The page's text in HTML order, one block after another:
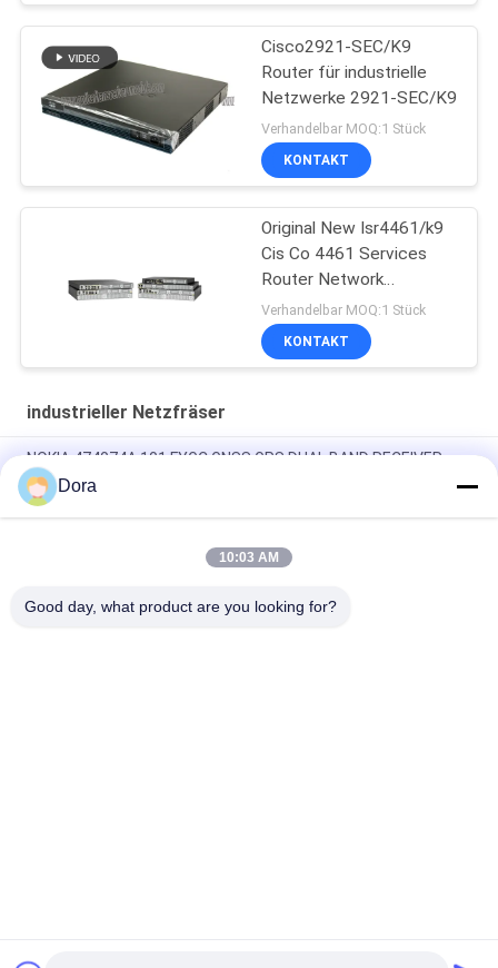
Cisco2921-SEC/K9
Router für industrielle
Netzwerke 2921-SEC/K9
Verhandelbar MOQ:1 Stück
KONTAKT
Original New Isr4461/k9
Cis Co 4461 Services
Router Network
PouterISR4461/K9
Verhandelbar MOQ:1 Stück
KONTAKT
industrieller Netzfräser
NOKIA 474074A.101 FYGC GNSS GPS DUAL BAND RECEIVER
CR5D0EFGFM70, Huawei CloudEngine 16800 Switch-Zubehör,
24x100/1000Base-X SFP, MACsec, flexible Karte
CR5D0SRUAI70, Huawei NetEngine 8000 Hauptsteuerplatine,
Dora
10:03 AM
Good day, what product are you looking for?